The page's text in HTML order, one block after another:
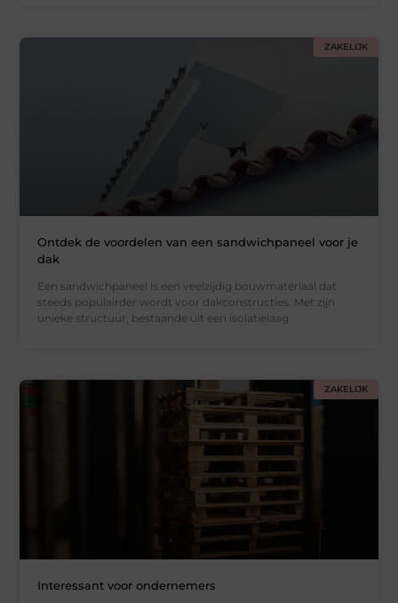
ZAKELIJK
Ontdek de voordelen van een sandwichpaneel voor je
dak
Een sandwichpaneel is een veelzijdig bouwmateriaal dat
steeds populairder wordt voor dakconstructies. Met zijn
unieke structuur, bestaande uit een isolatielaag
ZAKELIJK
Interessant voor ondernemers